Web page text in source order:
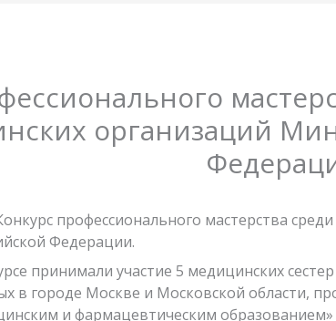
организаций
профессионального мастерства
Федерации.
принимали участие 5 медицинских
в городе Москве и Московской области,
и фармацевтическим